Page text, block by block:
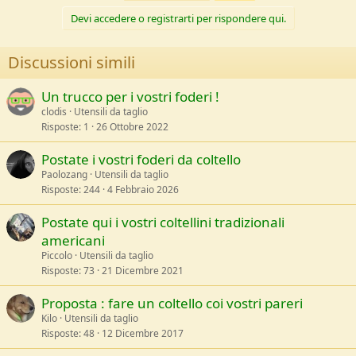
:
Devi accedere o registrarti per rispondere qui.
Discussioni simili
Un trucco per i vostri foderi !
clodis
Utensili da taglio
Risposte 1 26 Ottobre 2022
Postate i vostri foderi da coltello
Paolozang Utensili da taglio
Risposte 244 4 Febbraio 2026
Postate qui i vostri coltellini tradizionali
americani
Piccolo Utensili da taglio
Risposte 73 21 Dicembre 2021
Proposta : fare un coltello coi vostri pareri
Kilo Utensili da taglio
Risposte 48 12 Dicembre 2017